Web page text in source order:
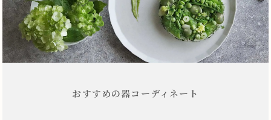
おすすめの器コーディネート